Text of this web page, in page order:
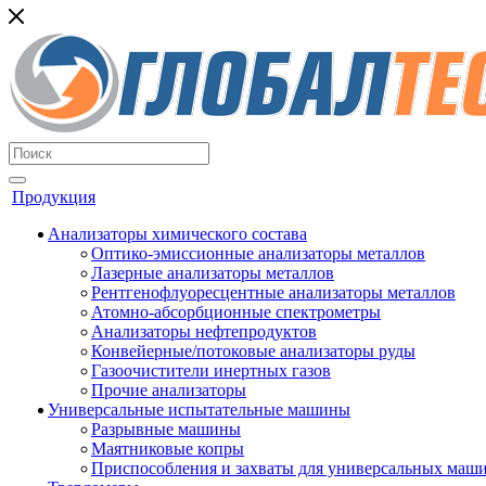
Продукция
Анализаторы химического состава
Оптико-эмиссионные анализаторы металлов
Лазерные анализаторы металлов
Рентгенофлуоресцентные анализаторы металлов
Атомно-абсорбционные спектрометры
Анализаторы нефтепродуктов
Конвейерные/потоковые анализаторы руды
Газоочистители инертных газов
Прочие анализаторы
Универсальные испытательные машины
Разрывные машины
Маятниковые копры
Приспособления и захваты для универсальных